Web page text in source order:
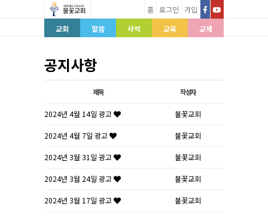
홈 로그인
가입
교회
말씀 사역 교육 교제
공지사항
제목 작성자
2024년 4월 14일 광고 불꽃교회
2024년 4월 7일 광고 불꽃교회
2024년 3월 31일 광고 불꽃교회
2024년 3월 24일 광고 불꽃교회
2024년 3월 17일 광고 불꽃교회